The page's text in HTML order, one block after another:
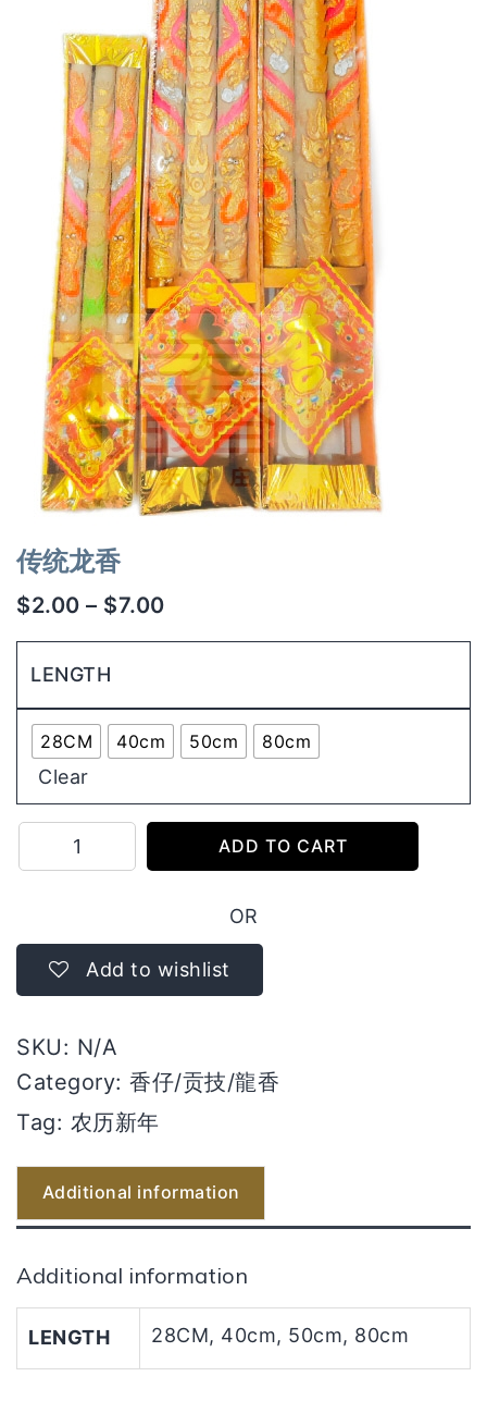
传统龙香
$2.00 – $7.00
LENGTH
28CM 40cm 50cm 80cm
Clear
统
quantity
ADD TO CART
OR
Add to wishlist
SKU: N/A
Category: 香仔/贡技/龍香
Tag: 农历新年
Additional information
Additional information
LENGTH 28CM, 40cm, 50cm, 80cm